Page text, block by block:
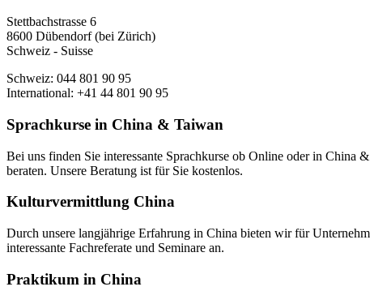
Stettbachstrasse 6
8600 Dübendorf (bei Zürich)
Schweiz - Suisse
Schweiz: 044 801 90 95
International: +41 44 801 90 95
Sprachkurse in China & Taiwan
Bei uns finden Sie interessante Sprachkurse ob Online oder in China
beraten. Unsere Beratung ist für Sie kostenlos.
Kulturvermittlung China
Durch unsere langjährige Erfahrung in China bieten wir für
interessante Fachreferate und Seminare an.
Praktikum in China